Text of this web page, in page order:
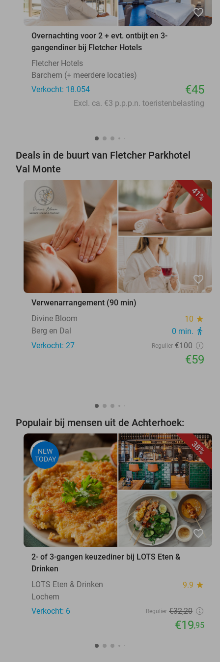
favorite_border
Overnachting voor 2 + evt. ontbijt en 3-
gangendiner bij Fletcher Hotels
Fletcher Hotels
Barchem (+ meerdere locaties)
Verkocht: 18.054
€45
Excl. ca. €3 p.p.p.n. toeristenbelasting
Deals in de buurt van Fletcher Parkhotel
Val Monte
41%
favorite_border
Verwenarrangement (90 min)
Divine Bloom
10 star
Berg en Dal 0 min. directions_walk
Verkocht: 27 Regulier €100
€59
Populair bij mensen uit de Achterhoek:
38%
NEW
TODAY
favorite_border
2- of 3-gangen keuzediner bij LOTS Eten &
Drinken
LOTS Eten & Drinken
9.9 star
Lochem
Verkocht: 6
Regulier €32,20
€19,95